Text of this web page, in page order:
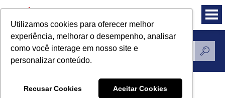
Utilizamos cookies para oferecer melhor
experiência, melhorar o desempenho, analisar
como você interage em nosso site e
personalizar conteúdo.
Recusar Cookies Aceitar Cookies
Produtos